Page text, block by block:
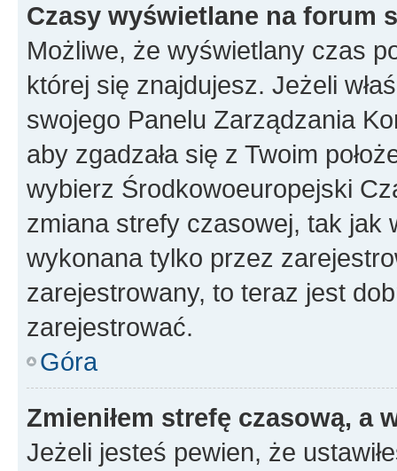
Czasy wyświetlane na forum
Możliwe, że wyświetlany czas
której się znajdujesz. Jeżeli
swojego Panelu Zarządzania
aby zgadzała się z Twoim
wybierz Środkowoeuropejski
zmiana strefy czasowej, tak jak
wykonana tylko przez
zarejestrowany, to teraz jest
zarejestrować.
Góra
Zmieniłem strefę czasową, a
Jeżeli jesteś pewien, że